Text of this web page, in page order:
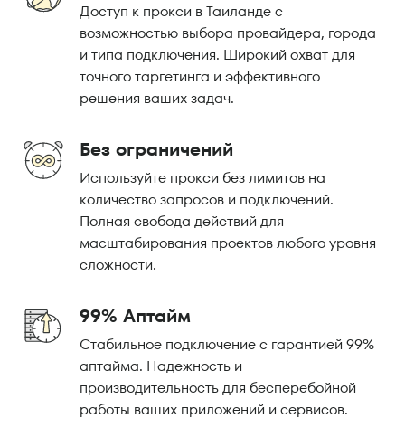
Доступ к прокси в Таиланде с
возможностью выбора провайдера, города
и типа подключения. Широкий охват для
точного таргетинга и эффективного
решения ваших задач.
Без ограничений
Используйте прокси без лимитов на
количество запросов и подключений.
Полная свобода действий для
масштабирования проектов любого уровня
сложности.
99% Аптайм
Стабильное подключение с гарантией 99%
аптайма. Надежность и
производительность для бесперебойной
работы ваших приложений и сервисов.